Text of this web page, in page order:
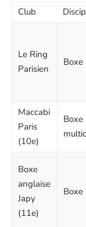
Club
Le Ring
Parisien
Boxe
Maccabi
Paris
(10e)
Boxe
Boxe
anglaise
Japy
(11e)
Boxe